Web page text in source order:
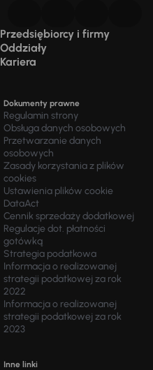
Przedsiębiorcy i firmy
Oddziały
Kariera
Dokumenty prawne
Regulamin strony
Obsługa danych osobowych
Przetwarzanie danych
osobowych
Zasady korzystania z plików
cookies
Ustawienia plików cookie
DataAct
Cennik sprzedaży dodatkowej
Regulacje dot. płatności
gotówką
Strategia podatkowa
Informacja o realizowanej
strategii podatkowej za rok
2022
Informacja o realizowanej
strategii podatkowej za rok
2023
Inne linki